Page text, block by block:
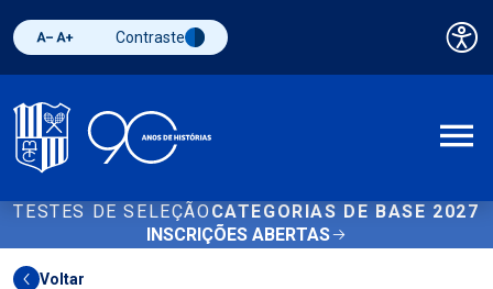
Diminuir fonte
Aumentar fonteAlternar contraste
Contraste
TESTES DE SELEÇÃO CATEGORIAS DE BASE 2027
INSCRIÇÕES ABERTAS
Voltar